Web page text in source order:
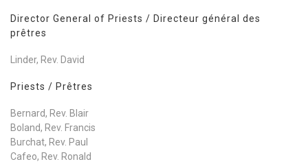
Director General of Priests / Directeur général des
prêtres
Linder, Rev. David
Priests / Prêtres
Bernard, Rev. Blair
Boland, Rev. Francis
Burchat, Rev. Paul
Cafeo, Rev. Ronald